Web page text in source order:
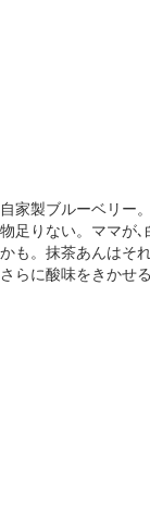
自家製ブルーベリー
物足りない。ママが
かも。抹茶あんはそ
さらに酸味をきかせ